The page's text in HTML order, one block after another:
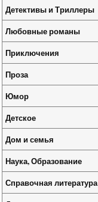
Детективы и Триллеры
Любовные романы
Приключения
Проза
Юмор
Детское
Дом и семья
Наука, Образование
Справочная литература